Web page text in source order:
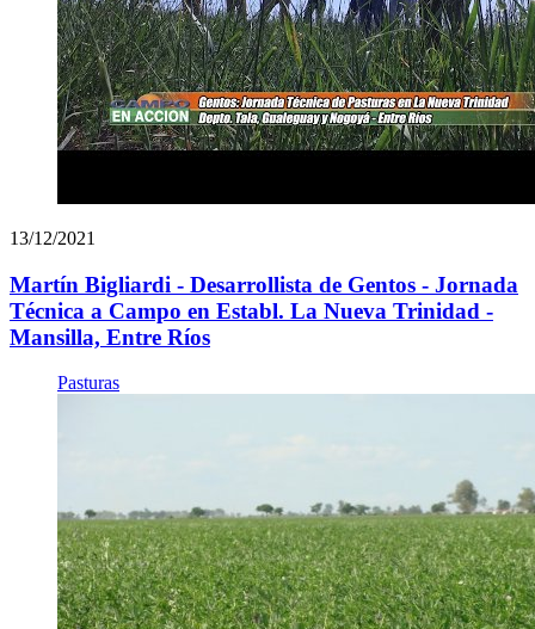
13/12/2021
Martín Bigliardi - Desarrollista de Gentos - Jornada
Técnica a Campo en Establ. La Nueva Trinidad -
Mansilla, Entre Ríos
Pasturas